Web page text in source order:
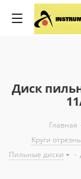
Диск
Главная
Круги
Пильные диски
-